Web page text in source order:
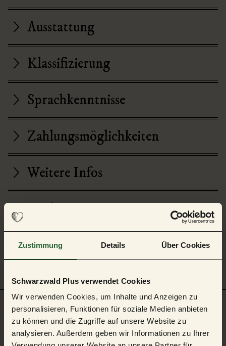
Zustimmung Details Über Cookies
Schwarzwald Plus verwendet Cookies
Wir verwenden Cookies, um Inhalte und Anzeigen zu
personalisieren, Funktionen für soziale Medien anbieten
zu können und die Zugriffe auf unsere Website zu
analysieren. Außerdem geben wir Informationen zu Ihrer
Ausstattung
Klassifizierung
Sprachkenntnisse
Zahlungsmöglichkeiten
Weitere Infos
Zahlen und Fakten
Dateien und Downloads
Auf der Karte